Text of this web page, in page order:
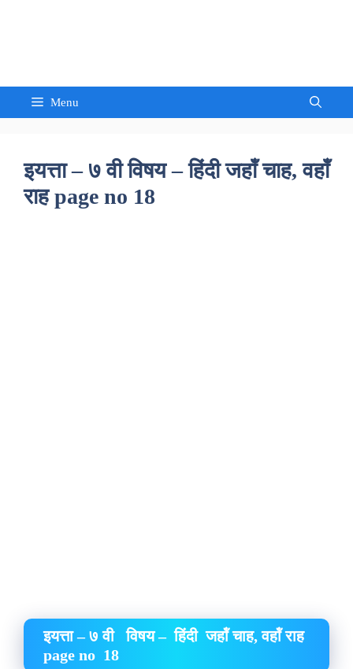
Menu
इयत्ता – ७ वी विषय – हिंदी जहॉं चाह, वहॉं
राह page no 18
इयत्ता – ७ वी विषय – हिंदी जहॉं चाह, वहॉं राह
page no 18